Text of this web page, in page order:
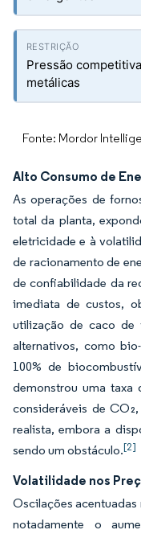
Pressão
metálicas
Fonte: Mordor
Alto Consumo de
As operações de
total da planta,
eletricidade e à
de racionamento de
de confiabilidade da
imediata de custos,
utilização de caco de
alternativos, como
100% de
demonstrou uma taxa
consideráveis de
realista, embora a
sendo um obstáculo.[2]
Volatilidade nos
Oscilações acentuadas
notadamente o